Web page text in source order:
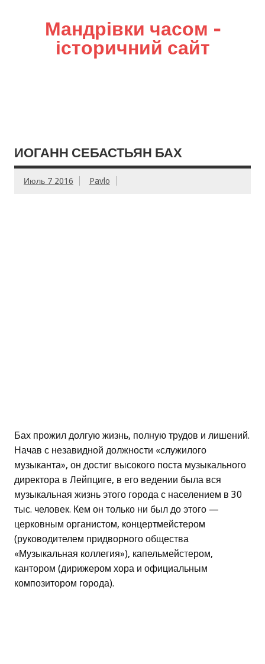
Мандрівки часом –
історичний сайт
ИОГАНН СЕБАСТЬЯН БАХ
Июль 7 2016 Pavlo
Бах прожил долгую жизнь, полную трудов и лишений.
Начав с незавидной должности «служилого
музыканта», он достиг высокого поста музыкального
директора в Лейпциге, в его ведении была вся
музыкальная жизнь этого города с населением в 30
тыс. человек. Кем он только ни был до этого —
церковным органистом, концертмейстером
(руководителем придворного общества
«Музыкальная коллегия»), капельмейстером,
кантором (дирижером хора и официальным
композитором города).